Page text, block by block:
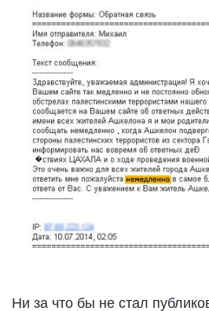
Ни за что бы не стал